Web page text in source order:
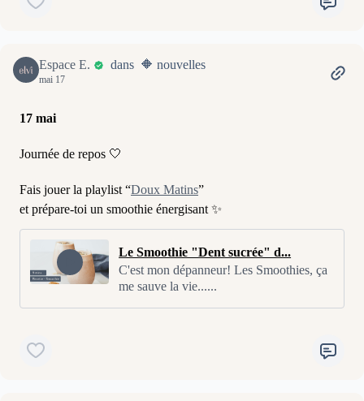
Espace E. dans 🔶 nouvelles
mai 17
17 mai
Journée de repos 🤍
Fais jouer la playlist “Doux Matins”
et prépare-toi un smoothie énergisant ✨
Le Smoothie "Dent sucrée" d...
C'est mon dépanneur! Les Smoothies, ça
me sauve la vie......